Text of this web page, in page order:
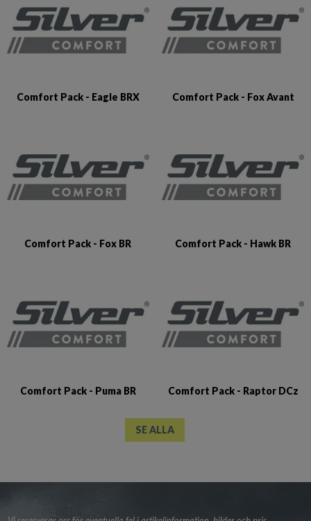
Comfort Pack - Eagle BRX Comfort Pack - Fox Avant
Comfort Pack - Fox BR Comfort Pack - Hawk BR
Comfort Pack - Puma BR Comfort Pack - Raptor DCz
SE ALLA